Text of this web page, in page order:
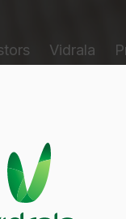
Vidrala